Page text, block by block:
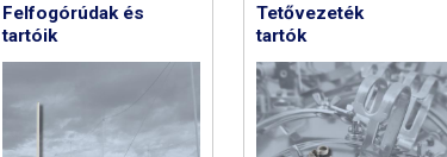
Felfogórúdak és
tartóik
Tetővezeték
tartók